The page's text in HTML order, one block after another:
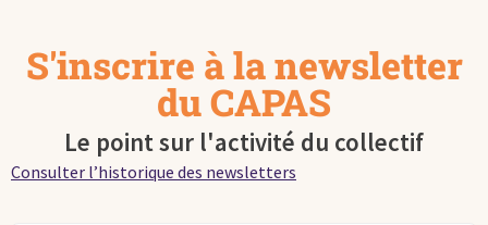
S'inscrire à la newsletter
du CAPAS
Le point sur l'activité du collectif
Consulter l’historique des newsletters